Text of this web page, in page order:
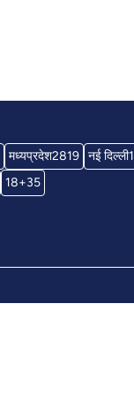
मध्यप्रदेश2819 नई दिल्ली
18+35